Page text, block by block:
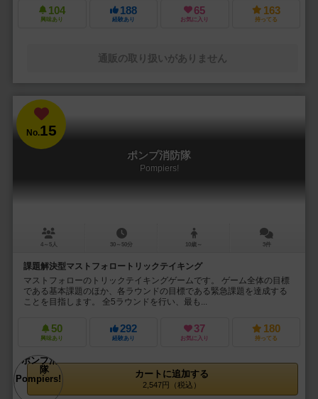
104
興味あり
188
経験あり
65
お気に入り
163
持ってる
通販の取り扱いがありません
No.15
ポンプ消防隊
Pompiers!
4～5人 30～50分 10歳～ 3件
課題解決型マストフォロートリックテイキング
マストフォローのトリックテイキングゲームです。 ゲーム全体の目標
である基本課題のほか、各ラウンドの目標である緊急課題を達成する
ことを目指します。 全5ラウンドを行い、最も...
50
興味あり
292
経験あり
37
お気に入り
180
持ってる
カートに追加する
2,547円（税込）